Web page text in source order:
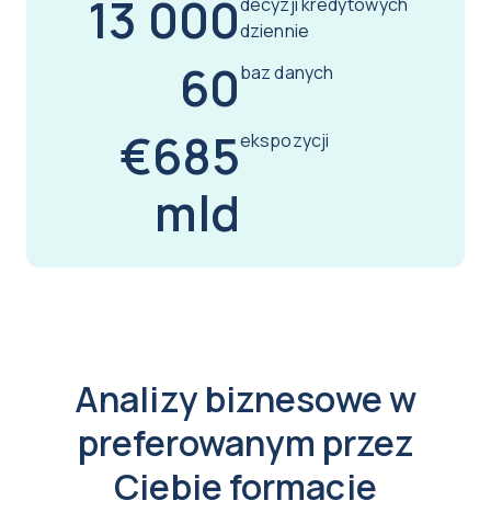
13 000dziennie
60baz danych
€685
mld
ekspozycji
Analizy biznesowe w
preferowanym przez
Ciebie formacie